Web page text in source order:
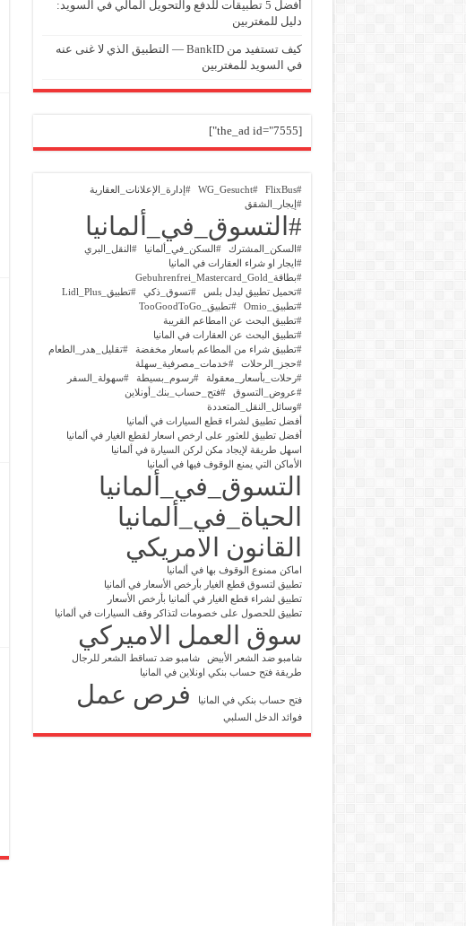
أفضل 5 تطبيقات للدفع والتحويل المالي في السويد:
دليل للمغتربين
كيف تستفيد من BankID — التطبيق الذي لا غنى عنه
في السويد للمغتربين
[the_ad id="7555"]
#FlixBus
#WG_Gesucht
#إدارة_الإعلانات_العقارية
#إيجار_الشقق
#التسوق_في_ألمانيا
#السكن_المشترك #السكن_في_ألمانيا
#النقل_البري
#ايجار او شراء العقارات في المانيا
#بطاقة_Gebuhrenfrei_Mastercard_Gold
#تحميل تطبيق ليدل بلس
#تسوق_ذكي
#تطبيق_Lidl_Plus
#تطبيق_Omio
#تطبيق_TooGoodToGo
#تطبيق البحث عن اامطاعم القريبة
#تطبيق البحث عن العقارات في المانيا
#تطبيق شراء من المطاعم باسعار مخفضة
#تقليل_هدر_الطعام
#حجز_الرحلات
#خدمات_مصرفية_سهلة
#رحلات_بأسعار_معقولة
#رسوم_بسيطة
#سهولة_السفر
#عروض_التسوق
#فتح_حساب_بنك_أونلاين
#وسائل_النقل_المتعددة
أفضل تطبيق لشراء قطع السيارات في ألمانيا
أفضل تطبيق للعثور على ارخص اسعار لقطع الغيار في ألمانيا
اسهل طريقة لإيجاد مكن لركن السيارة في ألمانيا
الأماكن التي يمنع الوقوف فيها في ألمانيا
التسوق_في_ألمانيا
الحياة_في_ألمانيا
القانون الامريكي
اماكن ممنوع الوقوف بها في ألمانيا
تطبيق لتسوق قطع الغيار بأرخص الأسعار في ألمانيا
تطبيق لشراء قطع الغيار في ألمانيا بأرخص الأسعار
تطبيق للحصول على خصومات لتذاكر وقف السيارات في ألمانيا
سوق العمل الاميركي
شامبو ضد الشعر الأبيض
شامبو ضد تساقط الشعر للرجال
طريقة فتح حساب بنكي اونلاين في المانيا
فتح حساب بنكي في المانيا فرص عمل
فوائد الدخل السلبي